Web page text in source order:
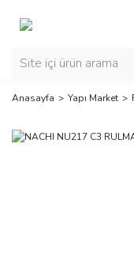
Anasayfa Yapı Market